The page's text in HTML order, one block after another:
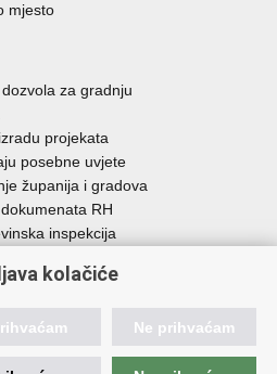
mjesto
za gradnju
projekata
posebne uvjete
županija i gradova
RH
inspekcija
kolačiće
Ne prihvaćam